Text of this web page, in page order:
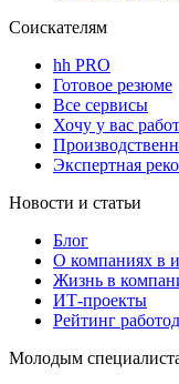
Соискателям
hh PRO
Готовое резюме
Все сервисы
Хочу у вас
Экспертная
Новости и статьи
Блог
О компаниях в
Жизнь в
ИТ-проекты
Рейтинг
Молодым